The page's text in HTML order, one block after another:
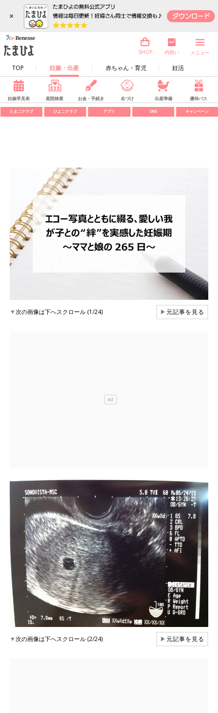
×
TOP 妊娠・出産 赤ちゃん・育児 妊活
SHOP 内祝い メニュー
妊娠早見表 産院検索 お金・手続き 名づけ 出産準備 優待パス
たまごクラブ ひよこクラブ アプリ SNS キャンペーン
▼次の画像は下へスクロール (1/24) ▶元記事を見る
▼次の画像は下へスクロール (2/24) ▶元記事を見る